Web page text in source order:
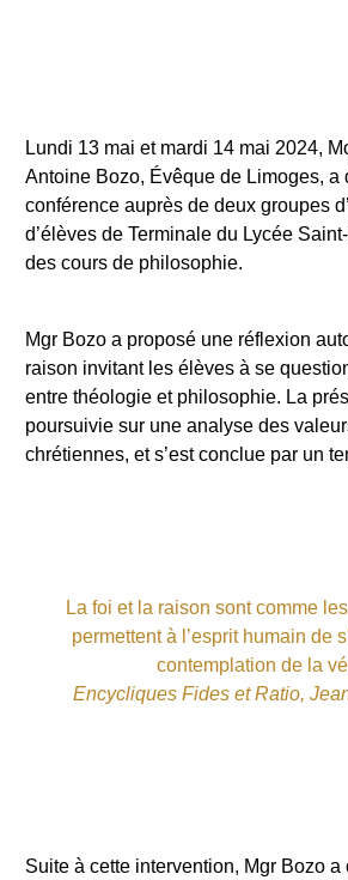
Lundi 13 mai et mardi 14 mai 2024,
Antoine Bozo, Évêque de Limoges, a
conférence auprès de deux groupes
d’élèves de Terminale du Lycée
des cours de philosophie.
Mgr Bozo a proposé une réflexion
raison invitant les élèves à se
entre théologie et philosophie. La
poursuivie sur une analyse des
chrétiennes, et s’est conclue par un
La foi et la raison sont comme
permettent à l’esprit humain de
contemplation de la
Encycliques Fides et Ratio,
Suite à cette intervention, Mgr Bozo